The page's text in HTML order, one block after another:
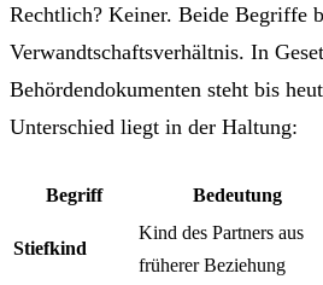
Rechtlich? Keiner. Beide Begriffe
Verwandtschaftsverhältnis. In
Behördendokumenten steht bis
Unterschied liegt in der Haltung:
Begriff Bedeutung
Stiefkind
Kind des Partners aus
früherer Beziehung